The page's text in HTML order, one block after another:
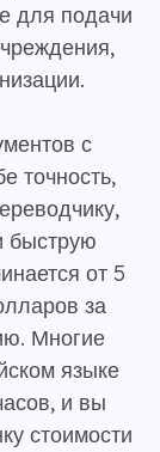
для подачи
с
точность,
быструю
от 5
за
Многие
языке
и вы
стоимости